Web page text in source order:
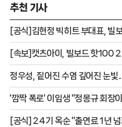
추천 기사
[공식]김현정 빅히트 부대표,
[속보]캣츠아이, 빌보드 핫100
정우성, 짙어진 수염 깊어진 눈빛
'깜짝 폭로' 이임생 "정몽규 회장
시점은..."
[공식] 24기 옥순 "출연료 1년 넘